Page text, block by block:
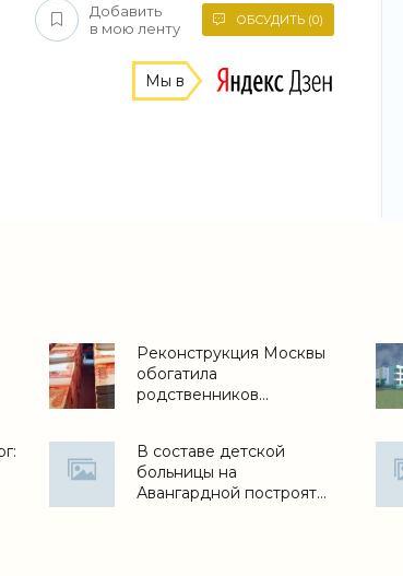
Добавить
в мою ленту
ОБСУДИТЬ (0)
Мы в
Реконструкция Москвы
обогатила
родственников
В составе детской
больницы на
Авангардной построят